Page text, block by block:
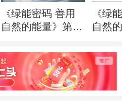
《绿能密码 善用
自然的能量》第1
一号”设计团队运
作的灵魂
《绿
自然
的核
国几
想